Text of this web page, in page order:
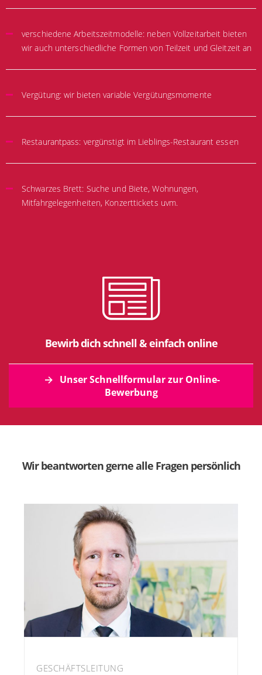
verschiedene Arbeitszeitmodelle: neben Vollzeitarbeit bieten
wir auch unterschiedliche Formen von Teilzeit und Gleitzeit an
Vergütung: wir bieten variable Vergütungsmomente
Restaurantpass: vergünstigt im Lieblings-Restaurant essen
Schwarzes Brett: Suche und Biete, Wohnungen,
Mitfahrgelegenheiten, Konzerttickets uvm.
Bewirb dich schnell & einfach online
Unser Schnellformular zur Online-
Bewerbung
Wir beantworten gerne alle Fragen persönlich
GESCHÄFTSLEITUNG